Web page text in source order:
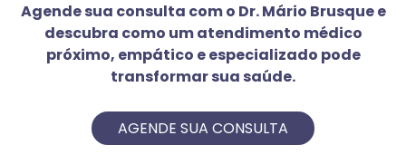
Agende sua consulta com o Dr. Mário Brusque e
descubra como um atendimento médico
próximo, empático e especializado pode
transformar sua saúde.
AGENDE SUA CONSULTA